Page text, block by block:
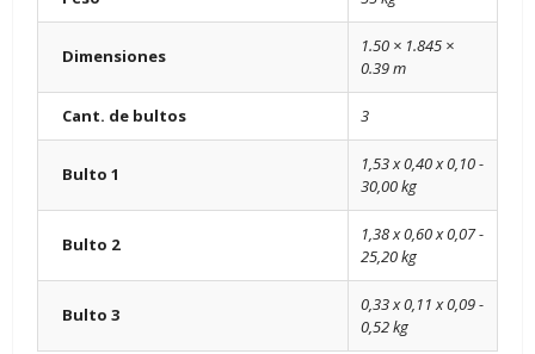
Dimensiones
1.50 × 1.845 ×
0.39 m
Cant. de bultos 3
Bulto 1
1,53 x 0,40 x 0,10 -
30,00 kg
Bulto 2
1,38 x 0,60 x 0,07 -
25,20 kg
Bulto 3
0,33 x 0,11 x 0,09 -
0,52 kg